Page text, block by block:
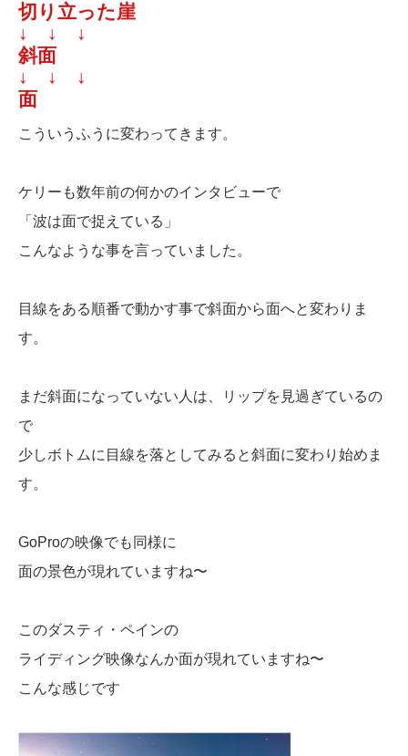
切り立った崖
↓ ↓ ↓
斜面
↓ ↓ ↓
面
こういうふうに変わってきます。
ケリーも数年前の何かのインタビューで
「波は面で捉えている」
こんなような事を言っていました。
目線をある順番で動かす事で斜面から面へと変わりま
す。
まだ斜面になっていない人は、リップを見過ぎているの
で
少しボトムに目線を落としてみると斜面に変わり始めま
す。
GoProの映像でも同様に
面の景色が現れていますね〜
このダスティ・ペインの
ライディング映像なんか面が現れていますね〜
こんな感じです